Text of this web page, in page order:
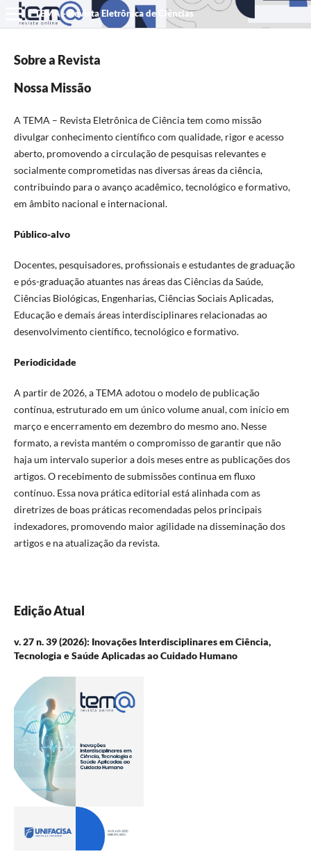
TEMA - Revista Eletrônica de Ciências
Sobre a Revista
Nossa Missão
A TEMA – Revista Eletrônica de Ciência tem como missão
divulgar conhecimento científico com qualidade, rigor e acesso
aberto, promovendo a circulação de pesquisas relevantes e
socialmente comprometidas nas diversas áreas da ciência,
contribuindo para o avanço acadêmico, tecnológico e formativo,
em âmbito nacional e internacional.
Público-alvo
Docentes, pesquisadores, profissionais e estudantes de graduação
e pós-graduação atuantes nas áreas das Ciências da Saúde,
Ciências Biológicas, Engenharias, Ciências Sociais Aplicadas,
Educação e demais áreas interdisciplinares relacionadas ao
desenvolvimento científico, tecnológico e formativo.
Periodicidade
A partir de 2026, a TEMA adotou o modelo de publicação
contínua, estruturado em um único volume anual, com início em
março e encerramento em dezembro do mesmo ano. Nesse
formato, a revista mantém o compromisso de garantir que não
haja um intervalo superior a dois meses entre as publicações dos
artigos. O recebimento de submissões continua em fluxo
contínuo. Essa nova prática editorial está alinhada com as
diretrizes de boas práticas recomendadas pelos principais
indexadores, promovendo maior agilidade na disseminação dos
artigos e na atualização da revista.
Edição Atual
v. 27 n. 39 (2026): Inovações Interdisciplinares em Ciência,
Tecnologia e Saúde Aplicadas ao Cuidado Humano